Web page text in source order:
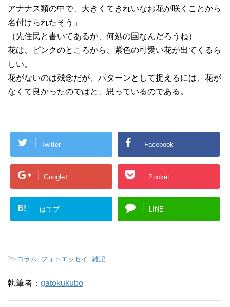
アナナス類の中で、大きくてきれいなお花が咲くことから
名付けられたそう」
（先住民と書いてあるが、何処の国なんだろうね）
花は、ピンクのところから、紫色の可愛い花が出てくるら
しい。
花がないのは残念だが、パターンとして捉えるには、花が
なくて良かったのではと、思っているのである。
Twitter Facebook
Google+ Pocket
B! はてブ LINE
-コラム, フォトエッセイ , 雑記
執筆者： gatokukubo